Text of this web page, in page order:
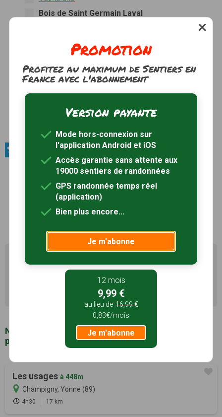
Bois de Saint Germain Laval
Bois de Valence
Forêt de Champlitte
Voir le site
Produits du terroir / Fromages
La Pierre-qui-Vire
Sa croûte lisse est colorée rougeâtre avec du
rocou.Voir le site
(89) pour découvrir le terroir
Recherche avancée Champigny
Notre sélection de sentiers de randonnée à
proximité de Champigny (89)
Les usages à 448m
Champigny, Yonne (89)
4h30 17 km
Promotion
Profitez au maximum de Sentiers en
France avec l'abonnement
Version payante
Mode hors-connexion sur
l'application Android et iOS
Accès garantie sans attente aux
19000 sentiers de randonnées
GPS randonnée temps réel
(application)
Bien plus encore...
Je m'abonne
12 mois
9,99 €
au lieu de 16,99 €
0,83€/mois
Je m'abonne